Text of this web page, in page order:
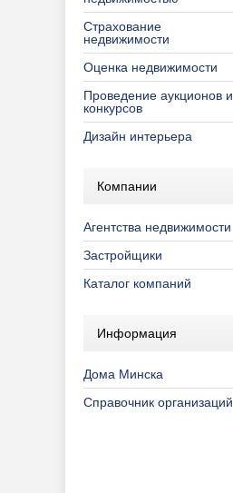
Страхование
недвижимости
Оценка недвижимости
Проведение аукционов и
конкурсов
Дизайн интерьера
Компании
Агентства недвижимости
Застройщики
Каталог компаний
Информация
Дома Минска
Справочник организаций